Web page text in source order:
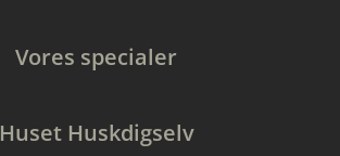
Vores specialer
Huset Huskdigselv